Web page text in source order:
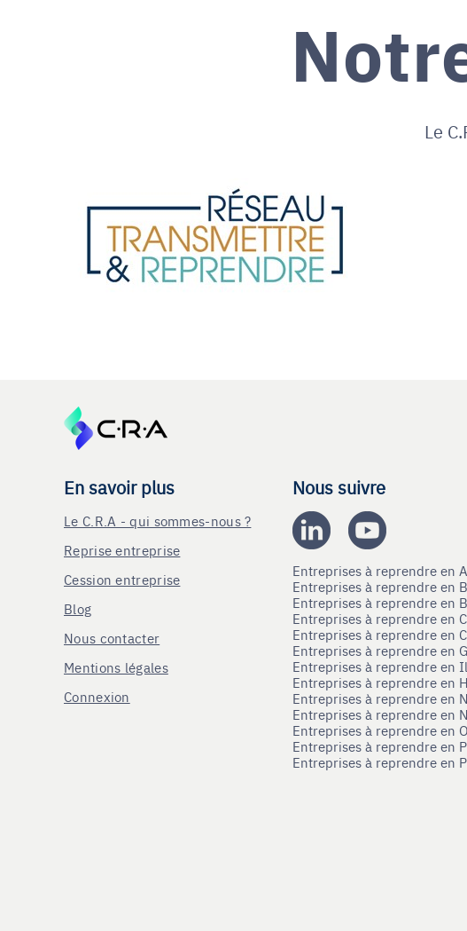
Le
En savoir plus
Le C.R.A - qui sommes-nous ?
Reprise entreprise
Cession entreprise
Blog
Nous contacter
Mentions légales
Connexion
Nous suivre
Entreprises à reprendre en
Entreprises à reprendre en
Entreprises à reprendre en
Entreprises à reprendre en
Entreprises à reprendre en
Entreprises à reprendre en
Entreprises à reprendre en
Entreprises à reprendre en
Entreprises à reprendre en
Entreprises à reprendre en
Entreprises à reprendre en
Entreprises à reprendre en
Entreprises à reprendre en